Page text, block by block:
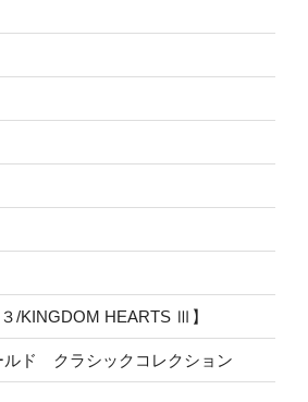
/KINGDOM HEARTS Ⅲ】
ルド クラシックコレクション